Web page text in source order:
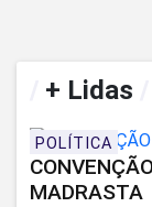
+ Lidas
POLÍTICA
MADRASTA